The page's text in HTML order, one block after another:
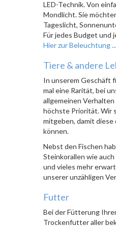
LED-Technik. Von
Mondlicht. Sie
Tageslicht,
Für jedes Budget und
Hier zur Beleuchtung
Tiere & andere
In unserem Geschäft
mal eine Rarität, bei
allgemeinen
höchste Priorität. Wir
mitgeben, damit
können.
Nebst den Fischen
Steinkorallen wie
und vieles mehr
unserer unzähligen
Futter
Bei der Fütterung
Trockenfutter aller